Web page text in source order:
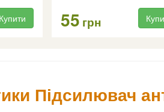
Купити 55 грн
Підсилювач